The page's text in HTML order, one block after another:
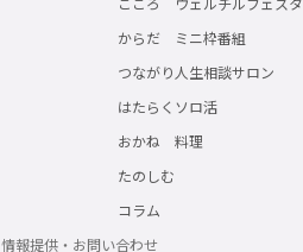
からだ
つながり
はたらく
おかね
たのしむ
コラム
ミニ枠番組
人生相談サロン
ソロ活
料理
情報提供・お問い合わせ